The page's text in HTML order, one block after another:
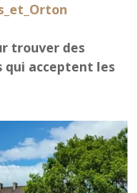
trouver des
acceptent les